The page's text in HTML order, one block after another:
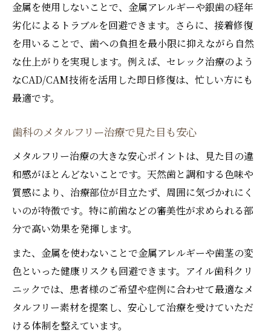
金属を使用しないことで、金属アレルギーや銀歯の経年
劣化によるトラブルを回避できます。さらに、接着修復
を用いることで、歯への負担を最小限に抑えながら自然
な仕上がりを実現します。例えば、セレック治療のよう
なCAD/CAM技術を活用した即日修復は、忙しい方にも
最適です。
歯科のメタルフリー治療で見た目も安心
メタルフリー治療の大きな安心ポイントは、見た目の違
和感がほとんどないことです。天然歯と調和する色味や
質感により、治療部位が目立たず、周囲に気づかれにく
いのが特徴です。特に前歯などの審美性が求められる部
分で高い効果を発揮します。
また、金属を使わないことで金属アレルギーや歯茎の変
色といった健康リスクも回避できます。アイル歯科クリ
ニックでは、患者様のご希望や症例に合わせて最適なメ
タルフリー素材を提案し、安心して治療を受けていただ
ける体制を整えています。